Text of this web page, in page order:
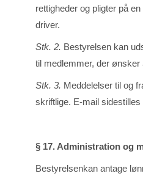
rettigheder og pligter på
driver.
Stk. 2. Bestyrelsen kan
til medlemmer, der ønsker
Stk. 3. Meddelelser til og
skriftlige. E-mail
§ 17. Administration og
Bestyrelsenkan antage